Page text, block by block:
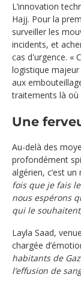
L’innovation
Hajj. Pour la
surveiller les
incidents, et
cas d'urgence. «
logistique majeur
aux
traitements là où
Une
Au-delà des
profondément
algérien, c’est
fois que je fais
nous espérons
qui le
Layla Saad,
chargée
habitants de
l’effusion de